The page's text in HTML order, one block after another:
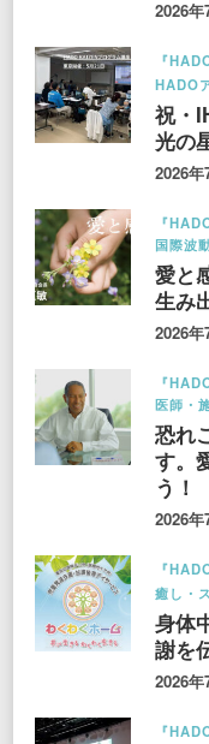
2026年
『
HADO
祝・
光の
2026年
『
国際波
愛と
生み
2026年
『
医師・
恐れ
す。
う！
2026年
『
癒し・
身体
謝を
2026年
『